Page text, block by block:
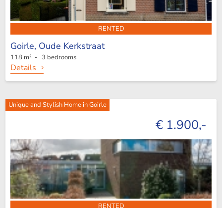
RENTED
Goirle, Oude Kerkstraat
118 m² - 3 bedrooms
Details
Unique and Stylish Home in Goirle
€ 1.900,-
RENTED